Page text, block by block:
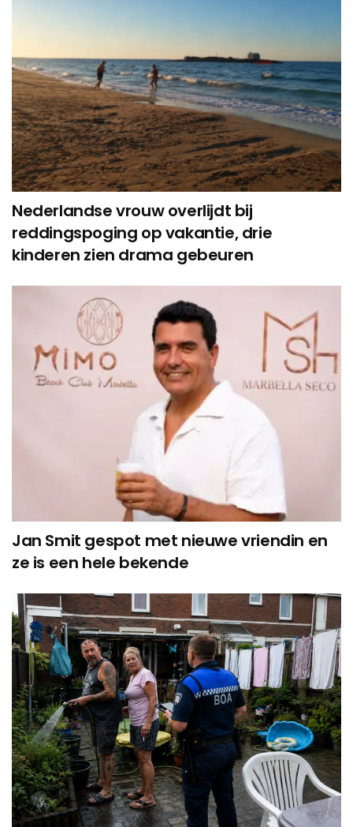
Nederlandse vrouw overlijdt bij
reddingspoging op vakantie, drie
kinderen zien drama gebeuren
Jan Smit gespot met nieuwe vriendin en
ze is een hele bekende